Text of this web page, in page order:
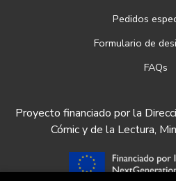
Pedidos
Formulario de
FAQs
Proyecto financiado por la
Cómic y de la Lectura,